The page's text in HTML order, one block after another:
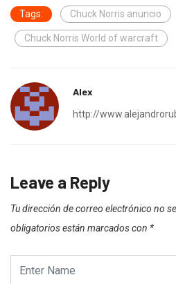
Tags: Chuck Norris anuncio
Chuck Norris World of warcraft
Alex
http://
Leave a Reply
Tu dirección de correo electrónico no
obligatorios están marcados con *